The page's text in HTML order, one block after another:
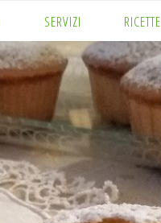
SERVIZI RICETTE